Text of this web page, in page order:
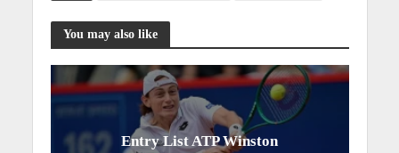
You may also like
Entry List ATP Winston